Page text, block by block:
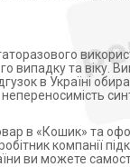
випадку та віку.
в Україні
в «Кошик» та
компанії
ви можете